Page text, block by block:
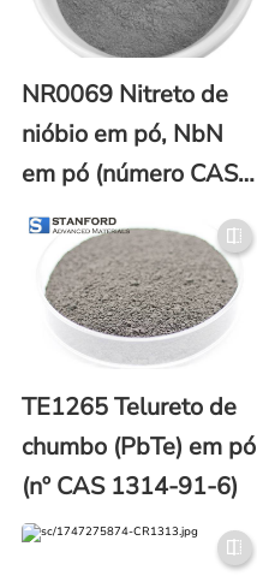
NR0069 Nitreto de
nióbio em pó, NbN
em pó (número CAS
24621-21-4)
TE1265 Telureto de
chumbo (PbTe) em pó
(nº CAS 1314-91-6)